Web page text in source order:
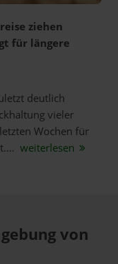
ziehen
für längere
deutlich
vieler
Wochen für
weiterlesen
von